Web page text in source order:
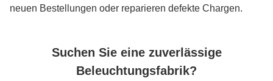
neuen Bestellungen oder reparieren defekte Chargen.
Suchen Sie eine zuverlässige
Beleuchtungsfabrik?